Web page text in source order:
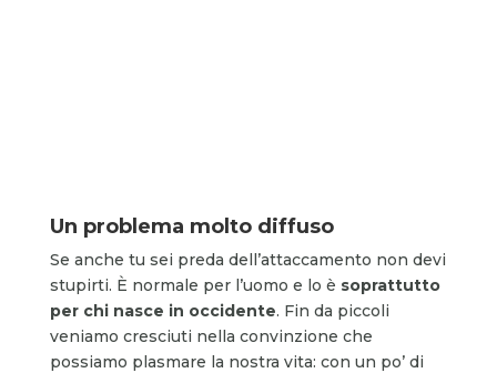
Un problema molto diffuso
Se anche tu sei preda dell’attaccamento non devi
stupirti. È normale per l’uomo e lo è soprattutto
per chi nasce in occidente. Fin da piccoli
veniamo cresciuti nella convinzione che
possiamo plasmare la nostra vita: con un po’ di